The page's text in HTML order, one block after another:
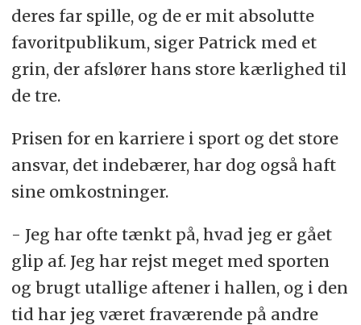
deres far spille, og de er mit absolutte
favoritpublikum, siger Patrick med et
grin, der afslører hans store kærlighed til
de tre.
Prisen for en karriere i sport og det store
ansvar, det indebærer, har dog også haft
sine omkostninger.
- Jeg har ofte tænkt på, hvad jeg er gået
glip af. Jeg har rejst meget med sporten
og brugt utallige aftener i hallen, og i den
tid har jeg været fraværende på andre